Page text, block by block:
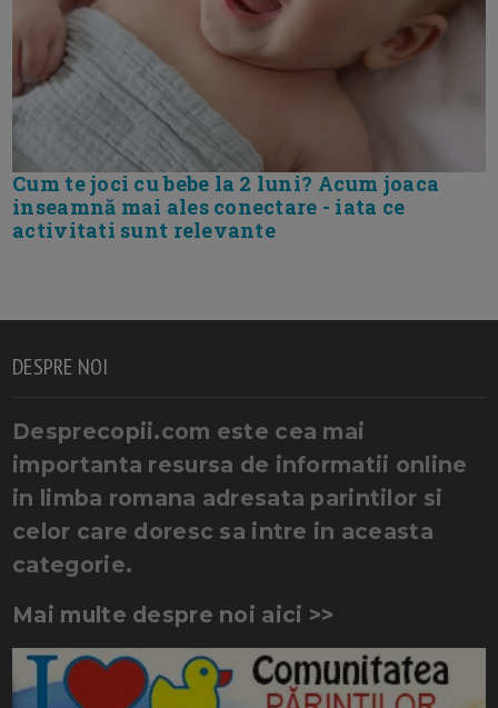
Cum te joci cu bebe la 2 luni? Acum joaca
inseamnă mai ales conectare - iata ce
activitati sunt relevante
DESPRE NOI
Desprecopii.com este cea mai
importanta resursa de informatii online
in limba romana adresata parintilor si
celor care doresc sa intre in aceasta
categorie.
Mai multe despre noi aici >>